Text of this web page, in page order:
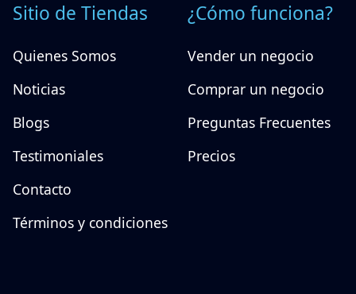
Sitio de Tiendas
Quienes Somos
Noticias
Blogs
Testimoniales
Contacto
Términos y condiciones
¿Cómo funciona?
Vender un negocio
Comprar un negocio
Preguntas Frecuentes
Precios